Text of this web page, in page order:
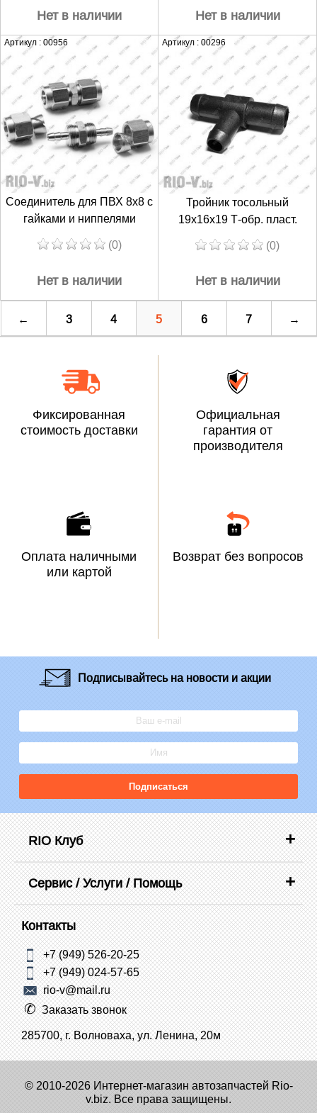
Нет в наличии Нет в наличии
Артикул : 00956
Соединитель для ПВХ 8х8 с
гайками и ниппелями
(0)
Нет в наличии
Артикул : 00296
Тройник тосольный
19х16х19 Т-обр. пласт.
(0)
Нет в наличии
← 3 4 5 6 7 →
Фиксированная
стоимость доставки
Официальная
гарантия от
производителя
Оплата наличными
или картой
Возврат без вопросов
Подписывайтесьна новости и акции
Подписаться
RIO Клуб
Сервис / Услуги / Помощь
Контакты
+7 (949) 526-20-25
+7 (949) 024-57-65
rio-v@mail.ru
Заказать звонок
285700, г. Волноваха, ул. Ленина, 20м
© 2010-2026 Интернет-магазин автозапчастей Rio-
v.biz. Все права защищены.